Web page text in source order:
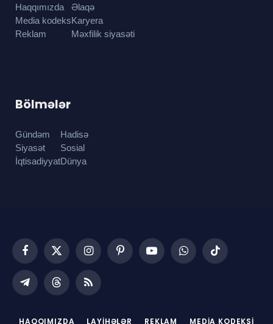
Haqqımızda
Media kodeks
Reklam
Əlaqə
Karyera
Məxfilik siyasəti
Bölmələr
Gündəm
Siyasət
İqtisadiyyat
Hadisə
Sosial
Dünya
Facebook
X
(Twitter)
InstagramPinterestYouTubeWhatsAppTikTok
TelegramThreadsRSS
HAQQIMIZDA LAYIHƏLƏR REKLAM MEDIA KODEKSI